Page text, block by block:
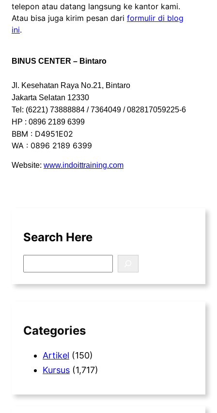
telepon atau datang langsung ke kantor kami.
Atau bisa juga kirim pesan dari formulir di blog
ini.
BINUS CENTER – Bintaro
Jl. Kesehatan Raya No.21, Bintaro
Jakarta Selatan 12330
Tel: (6221) 73888884 / 7364049 / 082817059225-6
HP : 0896 2189 6399
BBM : D4951E02
WA : 0896 2189 6399
Website: www.indoittraining.com
Search Here
e
a
Categories
Artikel (150)
Kursus (1,717)